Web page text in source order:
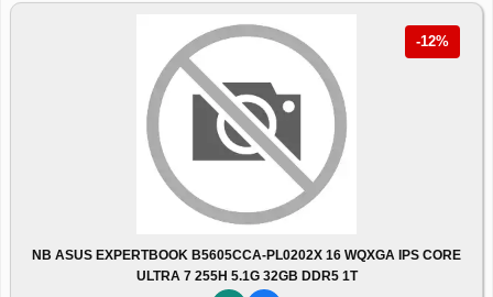
-12%
NB ASUS EXPERTBOOK B5605CCA-PL0202X 16 WQXGA IPS CORE
ULTRA 7 255H 5.1G 32GB DDR5 1T